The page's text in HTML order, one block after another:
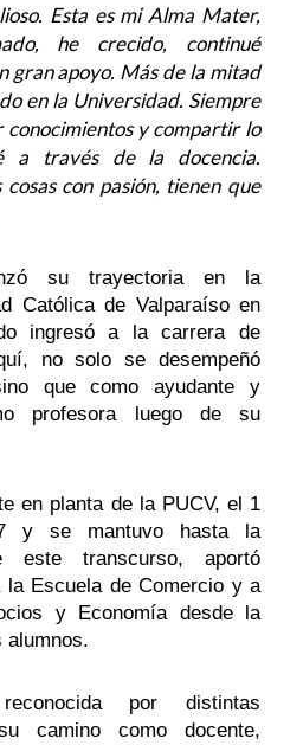
Esta es mi Alma Mater,
he crecido, continué
gran apoyo. Más de la mitad
en la Universidad. Siempre
y compartir lo
a través de la docencia.
con pasión, tienen que
su trayectoria en la
Católica de Valparaíso en
ingresó a la carrera de
no solo se desempeñó
que como ayudante y
profesora luego de su
en planta de la PUCV, el 1
y se mantuvo hasta la
este transcurso, aportó
la Escuela de Comercio y a
y Economía desde la
alumnos.
por distintas
camino como docente,